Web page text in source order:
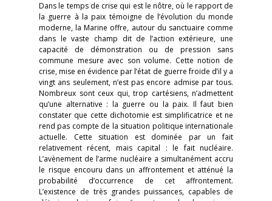
Dans le temps de crise qui est le nôtre, où le rapport de
la guerre à la paix témoigne de l’évolution du monde
moderne, la Marine offre, autour du sanctuaire comme
dans le vaste champ dit de l’action extérieure, une
capacité de démonstration ou de pression sans
commune mesure avec son volume. Cette notion de
crise, mise en évidence par l’état de guerre froide d’il y a
vingt ans seulement, n’est pas encore admise par tous.
Nombreux sont ceux qui, trop cartésiens, n’admettent
qu’une alternative : la guerre ou la paix. Il faut bien
constater que cette dichotomie est simplificatrice et ne
rend pas compte de la situation politique internationale
actuelle. Cette situation est dominée par un fait
relativement récent, mais capital : le fait nucléaire.
L’avènement de l’arme nucléaire a simultanément accru
le risque encouru dans un affrontement et atténué la
probabilité d’occurrence de cet affrontement.
L’existence de très grandes puissances, capables de